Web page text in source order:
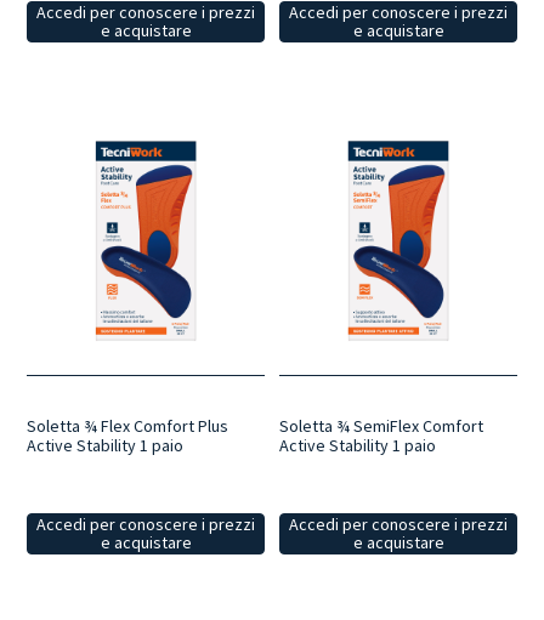
Accedi per conoscere i prezzi
e acquistare
Accedi per conoscere i prezzi
e acquistare
Soletta ¾ Flex Comfort Plus
Active Stability 1 paio
Accedi per conoscere i prezzi
e acquistare
Soletta ¾ SemiFlex Comfort
Active Stability 1 paio
Accedi per conoscere i prezzi
e acquistare